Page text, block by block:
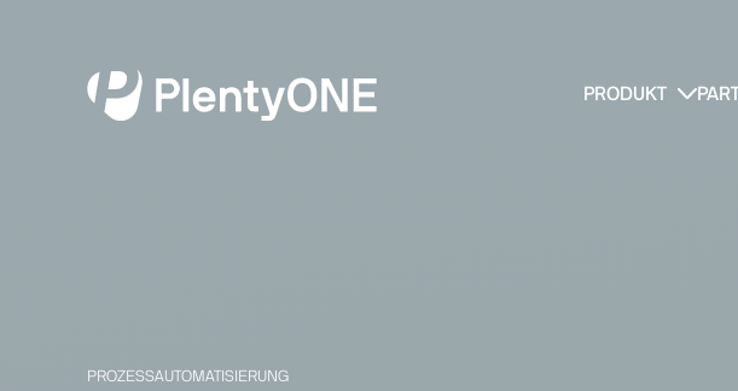
PRODUKT
PROZESSAUTOMATISIERUNG